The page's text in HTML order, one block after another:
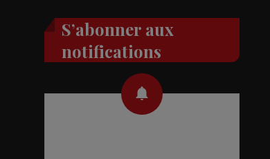
S’abonner aux
notifications